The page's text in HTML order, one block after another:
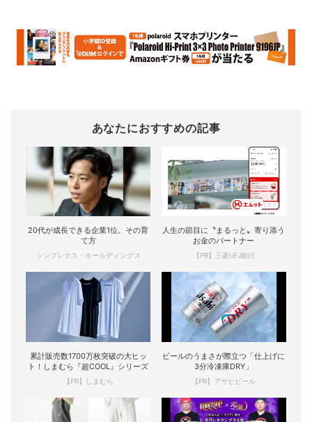
あなたにおすすめの記事
20代が成長できる企業1位。その育
て方
シンプレクス・ホールディングス
人生の節目に〝まるっと〟寄り添う
お金のパートナー
【PR】三菱UFJ銀行
累計販売数1700万枚突破の大ヒッ
ト！しまむら『超COOL』シリーズ
【PR】しまむら
ビールのうまさが際立つ「仕上げに
3分冷凍庫DRY」
【PR】アサヒビール